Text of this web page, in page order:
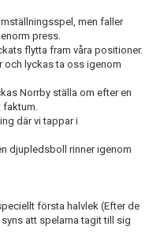
men faller
press.
flytta fram våra positioner.
och lyckas ta oss igenom
Norrby ställa om efter en
faktum.
där vi tappar i
djupledsboll rinner igenom
första halvlek (Efter de
att spelarna tagit till sig